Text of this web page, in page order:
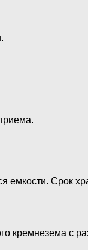
Срок
кремнезема с